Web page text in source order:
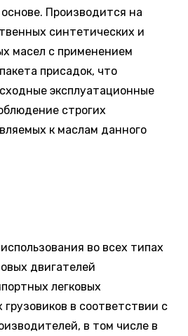
Производится на
синтетических и
масел с применением
присадок, что
эксплуатационные
строгих
к маслам данного
во всех типах
двигателей
легковых
грузовиков в соответствии с
в том числе в